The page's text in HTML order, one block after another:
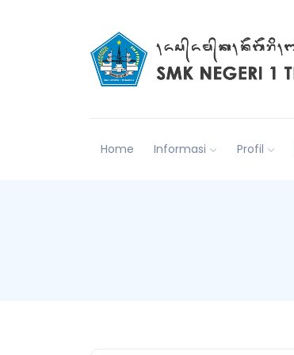
Home Informasi Profil